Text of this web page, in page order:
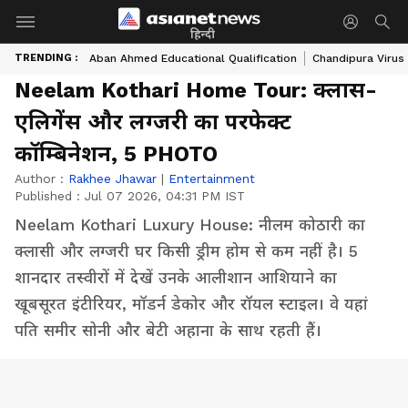
हिन्दी
TRENDING : Aban Ahmed Educational Qualification Chandipura
Neelam Kothari Home Tour: क्लास-
एलिगेंस और लग्जरी का परफेक्ट
कॉम्बिनेशन, 5 PHOTO
Author : Rakhee Jhawar | Entertainment
Published : Jul 07 2026, 04:31 PM IST
Neelam Kothari Luxury House: नीलम कोठारी का
क्लासी और लग्जरी घर किसी ड्रीम होम से कम नहीं है। 5
शानदार तस्वीरों में देखें उनके आलीशान आशियाने का
खूबसूरत इंटीरियर, मॉडर्न डेकोर और रॉयल स्टाइल। वे यहां
पति समीर सोनी और बेटी अहाना के साथ रहती हैं।